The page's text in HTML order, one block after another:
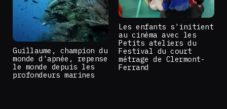
Guillaume, champion du
monde d'apnée, repense
le monde depuis les
profondeurs marines
Les enfants s'initient
au cinéma avec les
Petits ateliers du
Festival du court
métrage de Clermont-
Ferrand